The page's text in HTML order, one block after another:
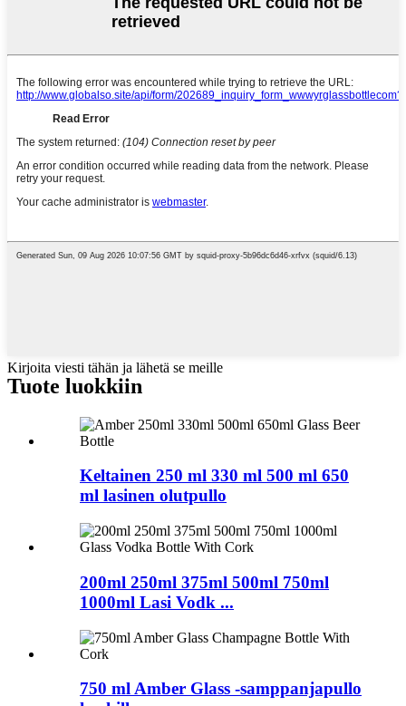
Kirjoita viesti tähän ja lähetä se meille
Tuote luokkiin
Keltainen 250 ml 330 ml 500 ml 650
ml lasinen olutpullo
200ml 250ml 375ml 500ml 750ml
1000ml Lasi Vodk ...
750 ml Amber Glass -samppanjapullo